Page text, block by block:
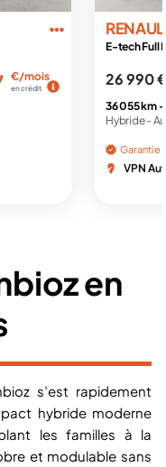
€/mois
en crédit
E-tech Full
26 990
36 055 km -
Hybride -
Garantie
VPN
en
s’est rapidement
hybride moderne
les familles à la
et modulable sans